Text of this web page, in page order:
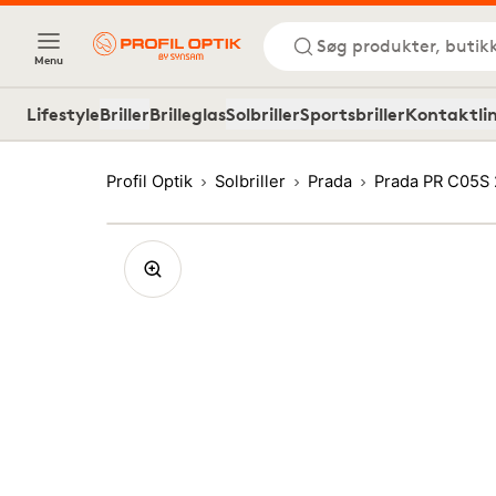
Menu
Søg produkter,
LifestyleBrillerBrilleglasSolbrillerSportsbriller
Profil Optik Solbriller Prada Prada PR